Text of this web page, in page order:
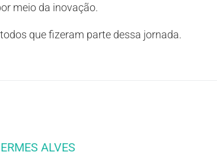
meio da inovação.
que fizeram parte dessa jornada.
ALVES